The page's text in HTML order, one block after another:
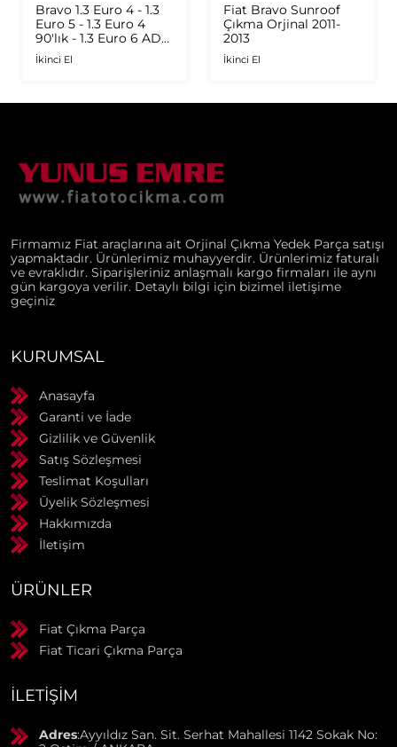
Bravo 1.3 Euro 4 - 1.3
Euro 5 - 1.3 Euro 4
90'lık - 1.3 Euro 6 AD
Plus 1.6 Multijet - 1.9
JTD Orijinal Turbo
İkinci El
Fiat Bravo Sunroof
Çıkma Orjinal 2011-
2013
İkinci El
Firmamız Fiat araçlarına ait Orjinal Çıkma Yedek Parça satışı
yapmaktadır. Ürünlerimiz muhayyerdir. Ürünlerimiz faturalı
ve evraklıdır. Siparişleriniz anlaşmalı kargo firmaları ile aynı
gün kargoya verilir. Detaylı bilgi için bizimel iletişime
geçiniz
KURUMSAL
Anasayfa
Garanti ve İade
Gizlilik ve Güvenlik
Satış Sözleşmesi
Teslimat Koşulları
Üyelik Sözleşmesi
Hakkımızda
İletişim
ÜRÜNLER
Fiat Çıkma Parça
Fiat Ticari Çıkma Parça
İLETIŞIM
Adres:Ayyıldız San. Sit. Serhat Mahallesi 1142 Sokak No: